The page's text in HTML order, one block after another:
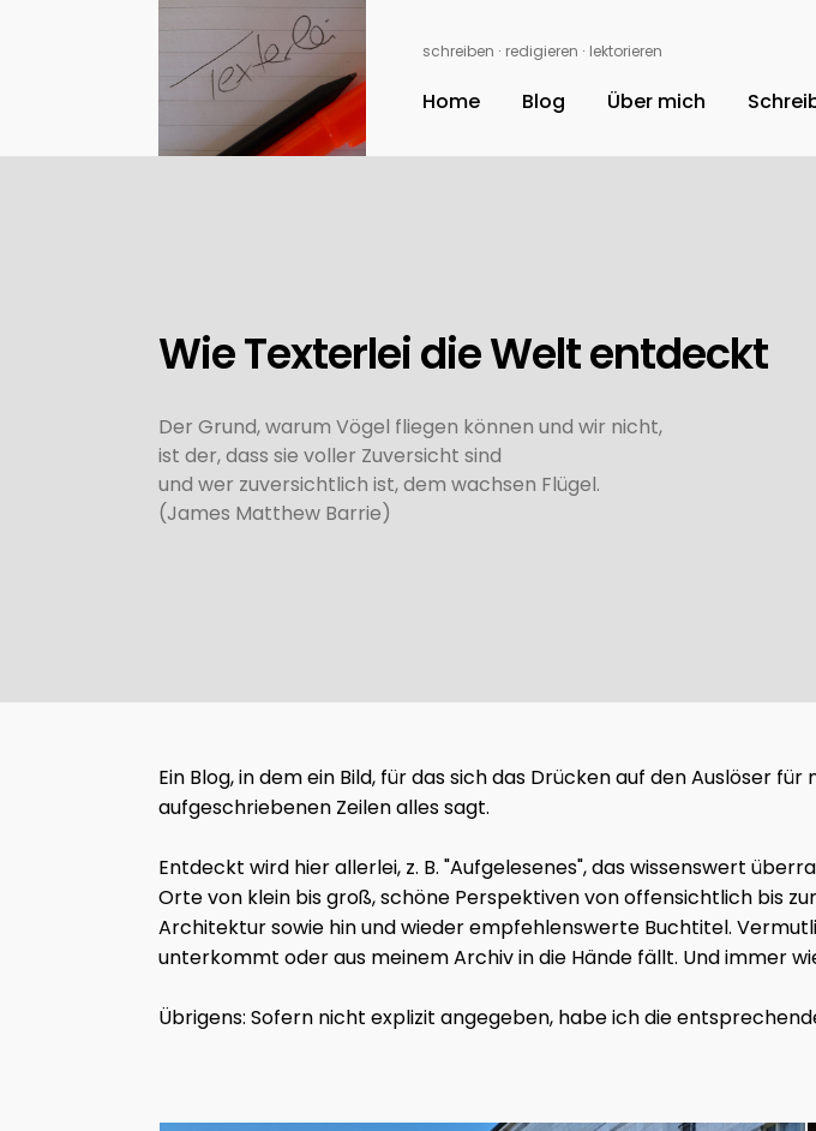
schreiben ∙ redigieren ∙ lektorieren
Home Blog Über mich
Wie Texterlei die Welt entdeckt
Der Grund, warum Vögel fliegen können und wir nicht,
ist der, dass sie voller Zuversicht sind
und wer zuversichtlich ist, dem wachsen Flügel.
(James Matthew Barrie)
Ein Blog, in dem ein Bild, für das sich das Drücken auf den Auslöser
aufgeschriebenen Zeilen alles sagt.
Entdeckt wird hier allerlei, z. B. "Aufgelesenes", das wissenswert
Orte von klein bis groß, schöne Perspektiven von offensichtlich bis
Architektur sowie hin und wieder empfehlenswerte Buchtitel.
unterkommt oder aus meinem Archiv in die Hände fällt. Und immer
Übrigens: Sofern nicht explizit angegeben, habe ich die